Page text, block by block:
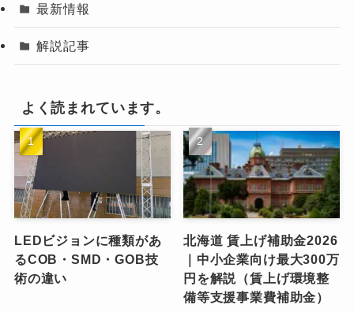
最新情報
解説記事
よく読まれています。
LEDビジョンに種類があ
るCOB・SMD・GOB技
術の違い
北海道 賃上げ補助金2026
｜中小企業向け最大300万
円を解説（賃上げ環境整
備等支援事業費補助金）